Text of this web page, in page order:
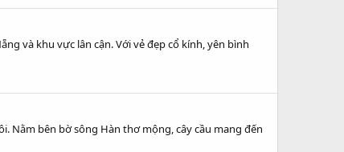
và khu vực lân cận. Với vẻ đẹp cổ kính, yên bình
Nằm bên bờ sông Hàn thơ mộng, cây cầu mang đến